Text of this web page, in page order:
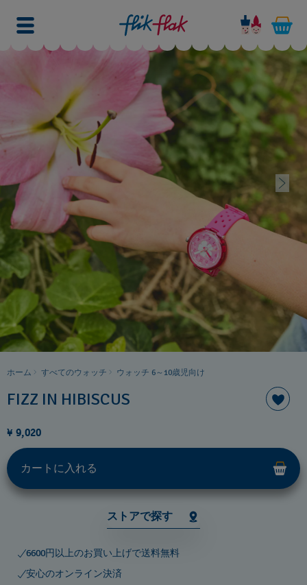
ホーム すべてのウォッチ ウォッチ 6～10歳児向け
FIZZ IN HIBISCUS
¥ 9,020
カートに入れる
ストアで探す
6600円以上のお買い上げで送料無料
安心のオンライン決済